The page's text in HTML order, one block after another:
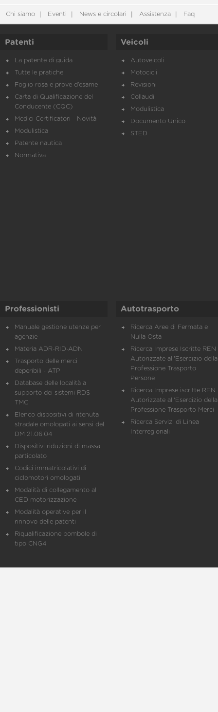
Chi siamo Eventi News e circolari Assistenza Faq
Patenti
La patente di guida
Tutte le pratiche
Foglio rosa e prove d’esame
Carta di Qualificazione del
Conducente (CQC)
Medici Certificatori - Novità
Modulistica
Patente nautica
Normativa
Veicoli
Autoveicoli
Motocicli
Revisioni
Collaudi
Modulistica
Documento Unico
STED
Professionisti
Manuale gestione utenze per
agenzie
Materia ADR-RID-ADN
Trasporto delle merci
deperibili - ATP
Database delle località a
supporto dei sistemi RDS
TMC
Elenco dispositivi di ritenuta
stradale omologati ai sensi del
DM 21.06.04
Dispositivi riduzioni di massa
particolato
Codici immatricolativi di
ciclomotori omologati
Modalità di collegamento al
CED motorizzazione
Modalità operative per il
rinnovo delle patenti
Riqualificazione bombole di
tipo CNG4
Autotrasporto
Ricerca Aree di Fermata e
Nulla Osta
Ricerca Imprese Iscritte REN
Autorizzate all'Esercizio della
Professione Trasporto
Persone
Ricerca Imprese iscritte REN
Autorizzate all'Esercizio della
Professione Trasporto Merci
Ricerca Servizi di Linea
Interregionali